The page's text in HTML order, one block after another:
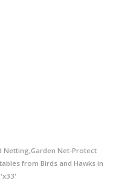
Netting,Garden Net-Protect
from Birds and Hawks in